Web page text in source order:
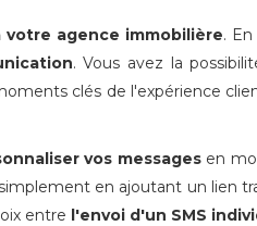
votre agence immobilière.
. Vous avez la
clés de l'expérience
vos messagesen
en ajoutant un lien
entre l'envoi d'un SMS